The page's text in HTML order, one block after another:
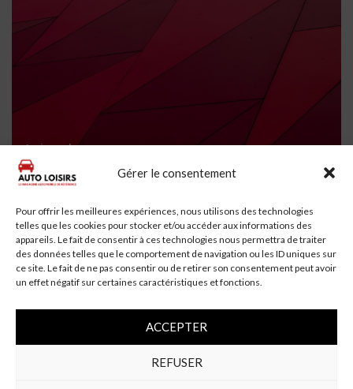
Gérer le consentement
Pour offrir les meilleures expériences, nous utilisons des technologies
telles que les cookies pour stocker et/ou accéder aux informations des
appareils. Le fait de consentir à ces technologies nous permettra de traiter
des données telles que le comportement de navigation ou les ID uniques sur
ce site. Le fait de ne pas consentir ou de retirer son consentement peut avoir
un effet négatif sur certaines caractéristiques et fonctions.
ACCEPTER
REFUSER
4 min read
Un automobiliste de 69 ans se tue en voiture à
Saint-Aubin-Montenoy